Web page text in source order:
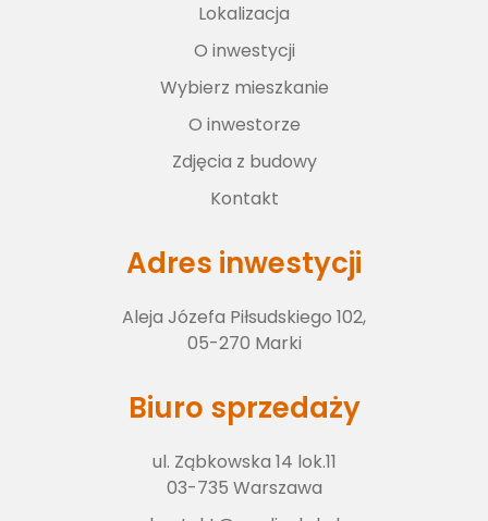
Wybierz lokal
O inwestorze
Zdjęcia z budowy
Kontakt
Lokalizacja
O inwestycji
Wybierz mieszkanie
O inwestorze
Zdjęcia z budowy
Kontakt
Adres inwestycji
Aleja Józefa Piłsudskiego 102,
05-270 Marki
Biuro sprzedaży
ul. Ząbkowska 14 lok.11
03-735 Warszawa